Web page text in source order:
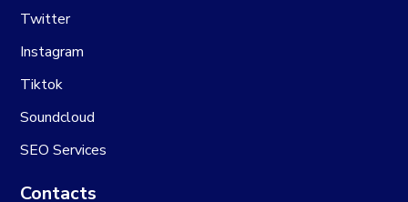
Twitter
Instagram
Tiktok
Soundcloud
SEO Services
Contacts